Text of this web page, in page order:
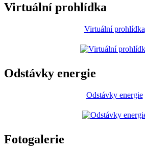
Virtuální prohlídka
Virtuální prohlídka
Odstávky energie
Odstávky energie
Fotogalerie